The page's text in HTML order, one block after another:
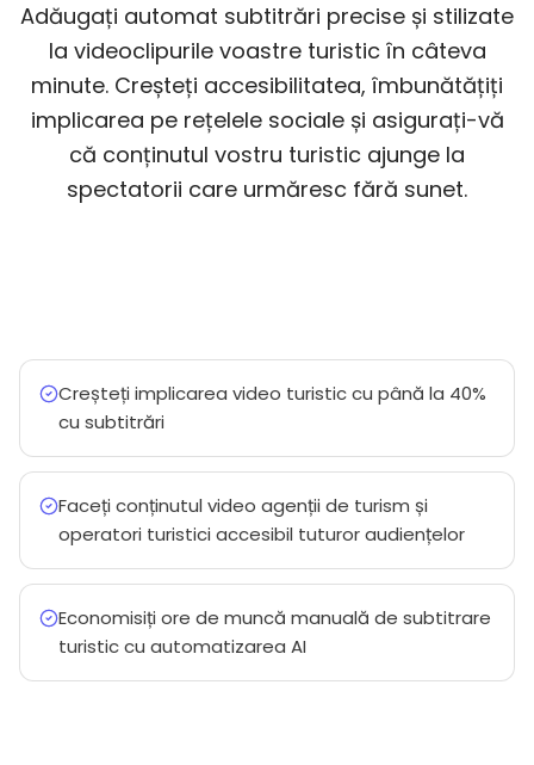
Adăugați automat subtitrări precise și stilizate
la videoclipurile voastre turistic în câteva
minute. Creșteți accesibilitatea, îmbunătățiți
implicarea pe rețelele sociale și asigurați-vă
că conținutul vostru turistic ajunge la
spectatorii care urmăresc fără sunet.
Creșteți implicarea video turistic cu până la 40%
cu subtitrări
Faceți conținutul video agenții de turism și
operatori turistici accesibil tuturor audiențelor
Economisiți ore de muncă manuală de subtitrare
turistic cu automatizarea AI